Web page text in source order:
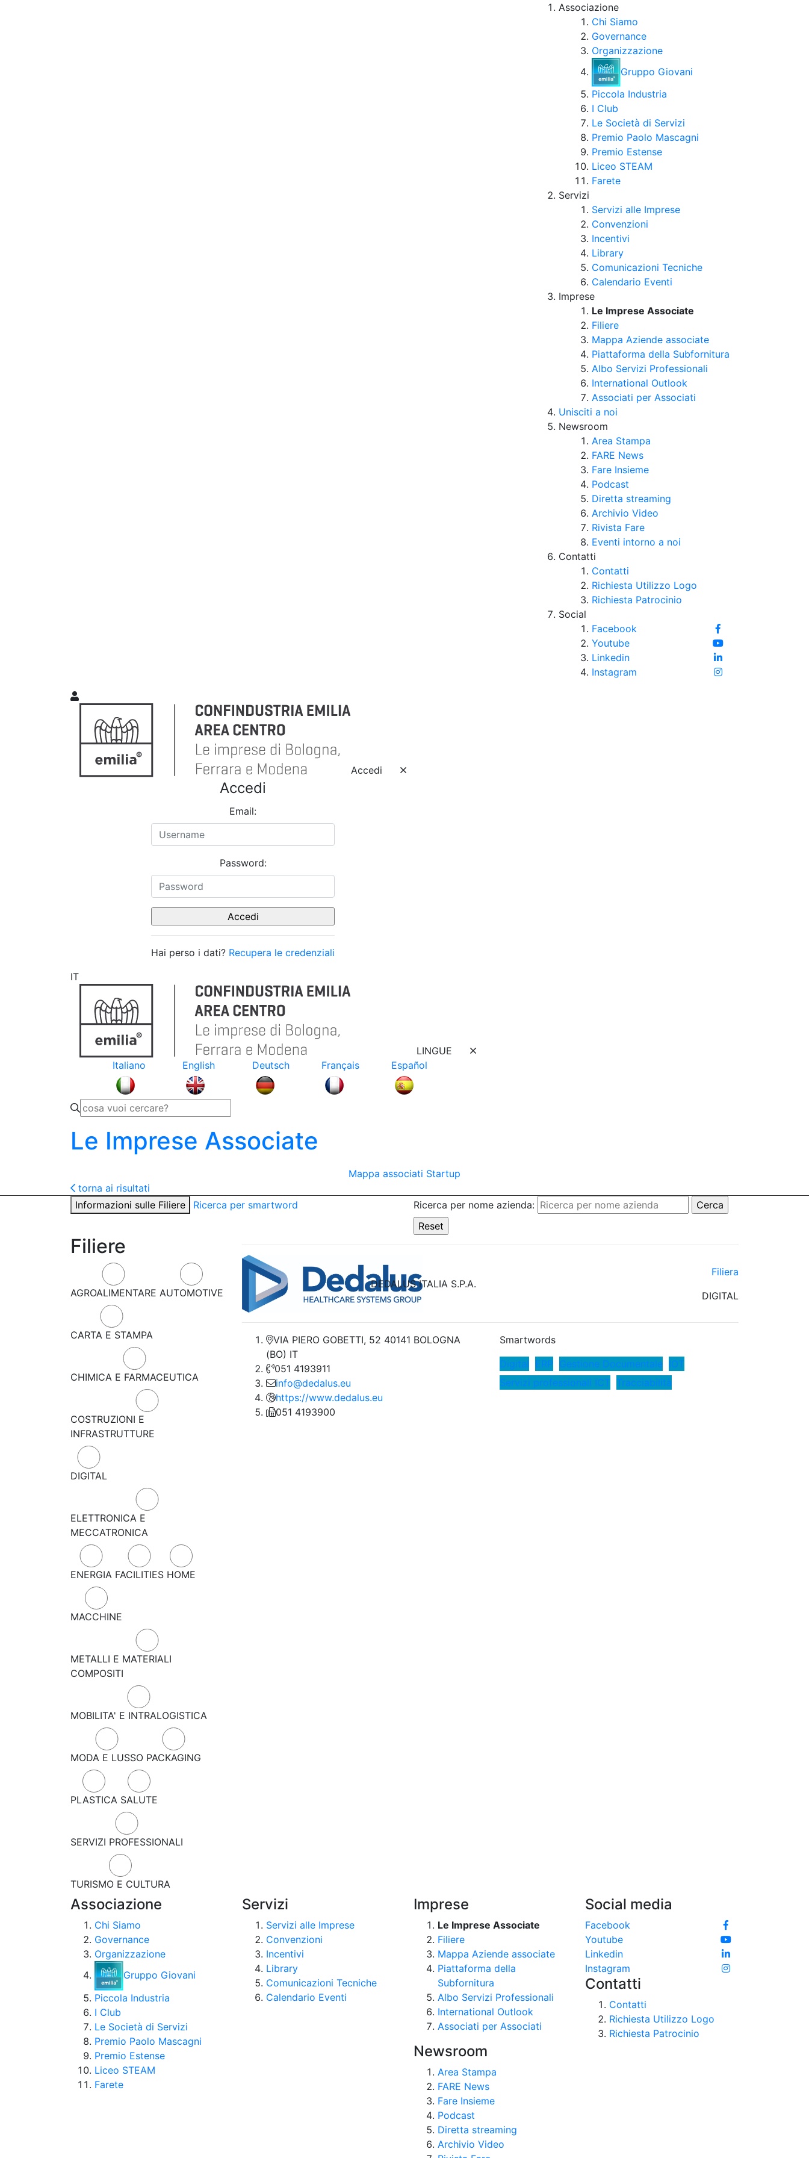
Associazione
Chi Siamo
Governance
Organizzazione
Gruppo Giovani
Piccola Industria
I Club
Le Società di Servizi
Premio Paolo Mascagni
Premio Estense
Liceo STEAM
Farete
Servizi
Servizi alle Imprese
Convenzioni
Incentivi
Library
Comunicazioni Tecniche
Calendario Eventi
Imprese
Le Imprese Associate
Filiere
Mappa Aziende associate
Piattaforma della Subfornitura
Albo Servizi Professionali
International Outlook
Associati per Associati
Unisciti a noi
Newsroom
Area Stampa
FARE News
Fare Insieme
Podcast
Diretta streaming
Archivio Video
Rivista Fare
Eventi intorno a noi
Contatti
Contatti
Richiesta Utilizzo Logo
Richiesta Patrocinio
Social
Facebook
Youtube
Linkedin
Instagram
Accedi
Accedi
Email:
Password:
Hai perso i dati? Recupera le credenziali
IT
LINGUE
Italiano
English Deutsch Français Español
Le Imprese Associate
Mappa associati Startup
torna ai risultati
Informazioni sulle Filiere
Ricerca per smartword Ricerca per nome azienda:
Filiere
AGROALIMENTARE AUTOMOTIVE
CARTA E STAMPA
CHIMICA E FARMACEUTICA
COSTRUZIONI E
INFRASTRUTTURE
DIGITAL
ELETTRONICA E
MECCATRONICA
ENERGIA FACILITIES HOME
MACCHINE
METALLI E MATERIALI
COMPOSITI
MOBILITA' E INTRALOGISTICA
MODA E LUSSO PACKAGING
PLASTICA SALUTE
SERVIZI PROFESSIONALI
TURISMO E CULTURA
DEDALUS ITALIA S.P.A.
Filiera
DIGITAL
VIA PIERO GOBETTI, 52 40141 BOLOGNA
(BO) IT
051 4193911
info@dedalus.eu
https://www.dedalus.eu
051 4193900
Smartwords
Digital ERP Gestione Documentale IOT
Servizi professionali ICT Tracciabilità
Associazione
Chi Siamo
Governance
Organizzazione
Gruppo Giovani
Piccola Industria
I Club
Le Società di Servizi
Premio Paolo Mascagni
Premio Estense
Liceo STEAM
Farete
Servizi
Servizi alle Imprese
Convenzioni
Incentivi
Library
Comunicazioni Tecniche
Calendario Eventi
Imprese
Le Imprese Associate
Filiere
Mappa Aziende associate
Piattaforma della
Subfornitura
Albo Servizi Professionali
International Outlook
Associati per Associati
Newsroom
Area Stampa
FARE News
Fare Insieme
Podcast
Diretta streaming
Archivio Video
Social media
Facebook
Youtube
Linkedin
Instagram
Contatti
Contatti
Richiesta Utilizzo Logo
Richiesta Patrocinio